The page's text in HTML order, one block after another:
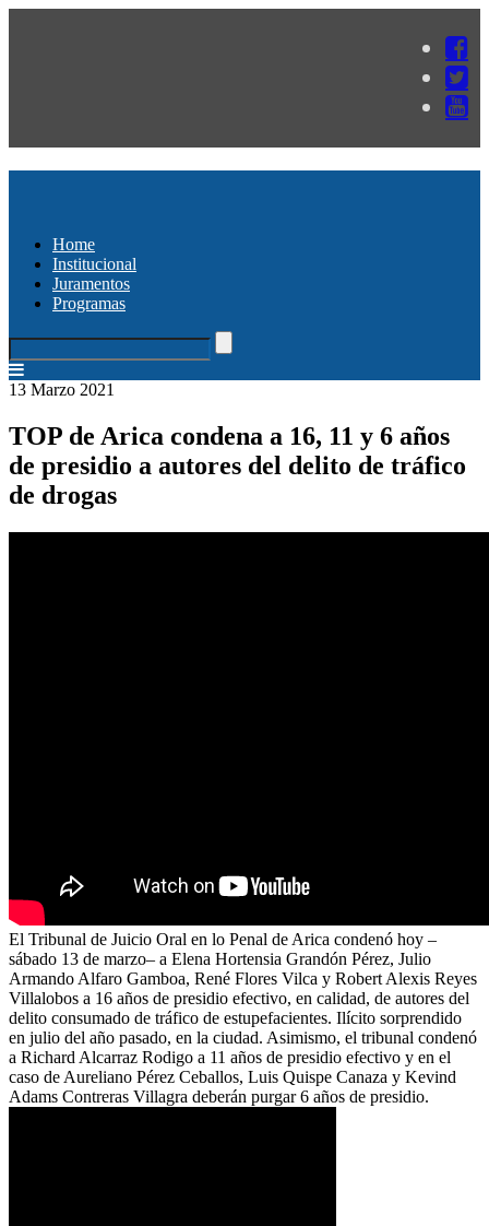
Home
Institucional
Juramentos
Programas
13 Marzo 2021
TOP de Arica condena a 16, 11 y 6 años
de presidio a autores del delito de tráfico
de drogas
El Tribunal de Juicio Oral en lo Penal de Arica condenó hoy –
sábado 13 de marzo– a Elena Hortensia Grandón Pérez, Julio
Armando Alfaro Gamboa, René Flores Vilca y Robert Alexis Reyes
Villalobos a 16 años de presidio efectivo, en calidad, de autores del
delito consumado de tráfico de estupefacientes. Ilícito sorprendido
en julio del año pasado, en la ciudad. Asimismo, el tribunal condenó
a Richard Alcarraz Rodigo a 11 años de presidio efectivo y en el
caso de Aureliano Pérez Ceballos, Luis Quispe Canaza y Kevind
Adams Contreras Villagra deberán purgar 6 años de presidio.